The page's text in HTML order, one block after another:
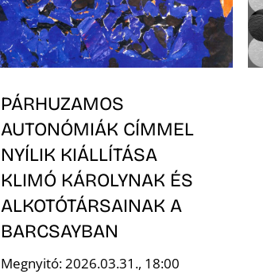
PÁRHUZAMOS
AUTONÓMIÁK CÍMMEL
NYÍLIK KIÁLLÍTÁSA
KLIMÓ KÁROLYNAK ÉS
ALKOTÓTÁRSAINAK A
BARCSAYBAN
Megnyitó: 2026.03.31., 18:00